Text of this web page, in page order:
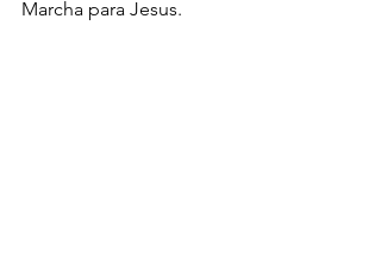
Marcha para Jesus.